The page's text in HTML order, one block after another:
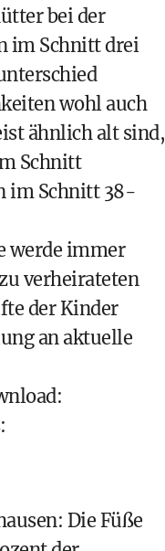
bei der
im Schnitt drei
wohl auch
ähnlich alt sind,
Schnitt
im Schnitt 38-
werde immer
verheirateten
der Kinder
an aktuelle
Die Füße